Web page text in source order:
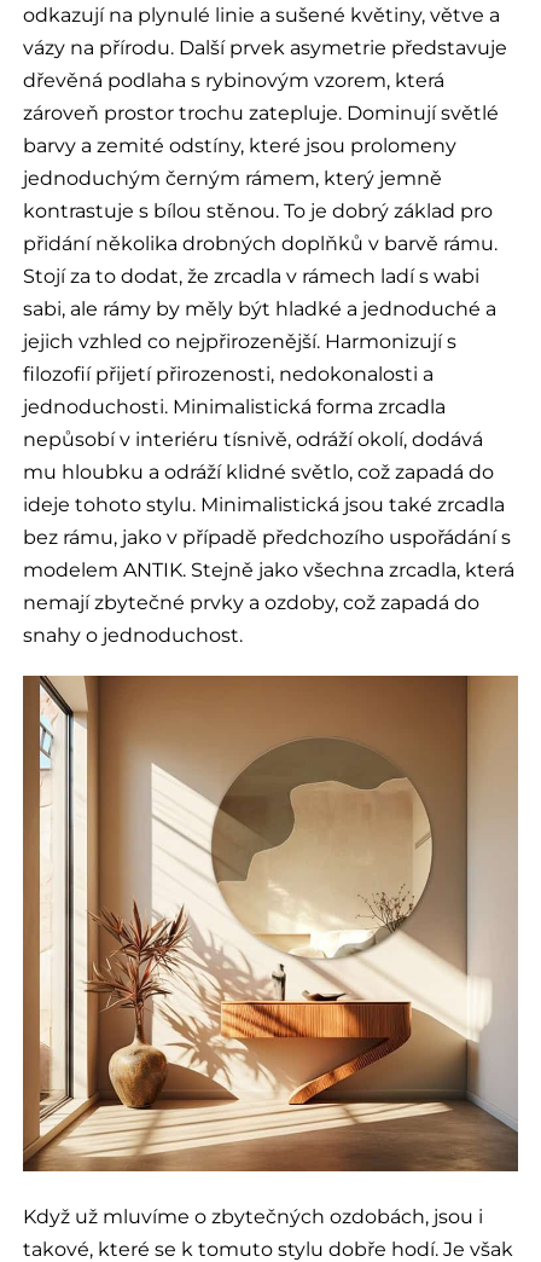
odkazují na plynulé linie a sušené květiny, větve a
vázy na přírodu. Další prvek asymetrie představuje
dřevěná podlaha s rybinovým vzorem, která
zároveň prostor trochu zatepluje. Dominují světlé
barvy a zemité odstíny, které jsou prolomeny
jednoduchým černým rámem, který jemně
kontrastuje s bílou stěnou. To je dobrý základ pro
přidání několika drobných doplňků v barvě rámu.
Stojí za to dodat, že zrcadla v rámech ladí s wabi
sabi, ale rámy by měly být hladké a jednoduché a
jejich vzhled co nejpřirozenější. Harmonizují s
filozofií přijetí přirozenosti, nedokonalosti a
jednoduchosti. Minimalistická forma zrcadla
nepůsobí v interiéru tísnivě, odráží okolí, dodává
mu hloubku a odráží klidné světlo, což zapadá do
ideje tohoto stylu. Minimalistická jsou také zrcadla
bez rámu, jako v případě předchozího uspořádání s
modelem ANTIK. Stejně jako všechna zrcadla, která
nemají zbytečné prvky a ozdoby, což zapadá do
snahy o jednoduchost.
Když už mluvíme o zbytečných ozdobách, jsou i
takové, které se k tomuto stylu dobře hodí. Je však